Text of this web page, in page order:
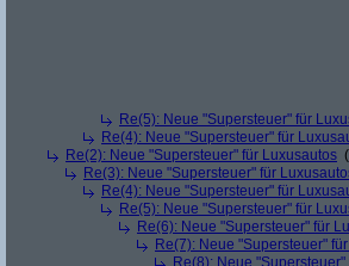
Re(5): Neue "Supersteuer" für
Re(4): Neue "Supersteuer" für
Re(2): Neue "Supersteuer" für Luxusautos (
Re(3): Neue "Supersteuer" für
Re(4): Neue "Supersteuer" für
Re(5): Neue "Supersteuer" für
Re(6): Neue "Supersteuer" für
Re(7): Neue "Supersteuer"
Re(8): Neue